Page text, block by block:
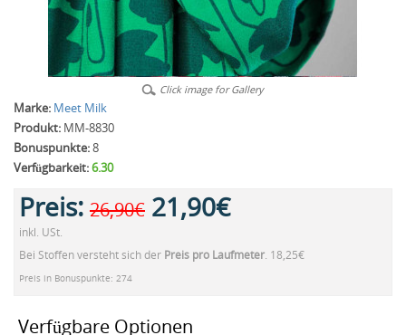
Click image for Gallery
Marke: Meet Milk
Produkt: MM-8830
Bonuspunkte:8
Verfügbarkeit:6.30
Preis: 26,90€ 21,90€
inkl. USt.
Bei Stoffen versteht sich der Preis pro Laufmeter. 18,25€
Preis in Bonuspunkte: 274
Verfügbare Optionen